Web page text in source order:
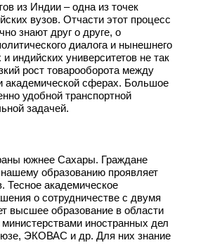
из Индии – одна из точек
вузов. Отчасти этот процесс
знают друг о друге, о
диалога и нынешнего
индийских университетов не так
рост товарооборота между
академической сферах. Большое
удобной транспортной
задачей.
южнее Сахары. Граждане
образованию проявляет
Тесное академическое
о сотрудничестве с двумя
высшее образование в области
иностранных дел
ЭКОВАС и др. Для них знание